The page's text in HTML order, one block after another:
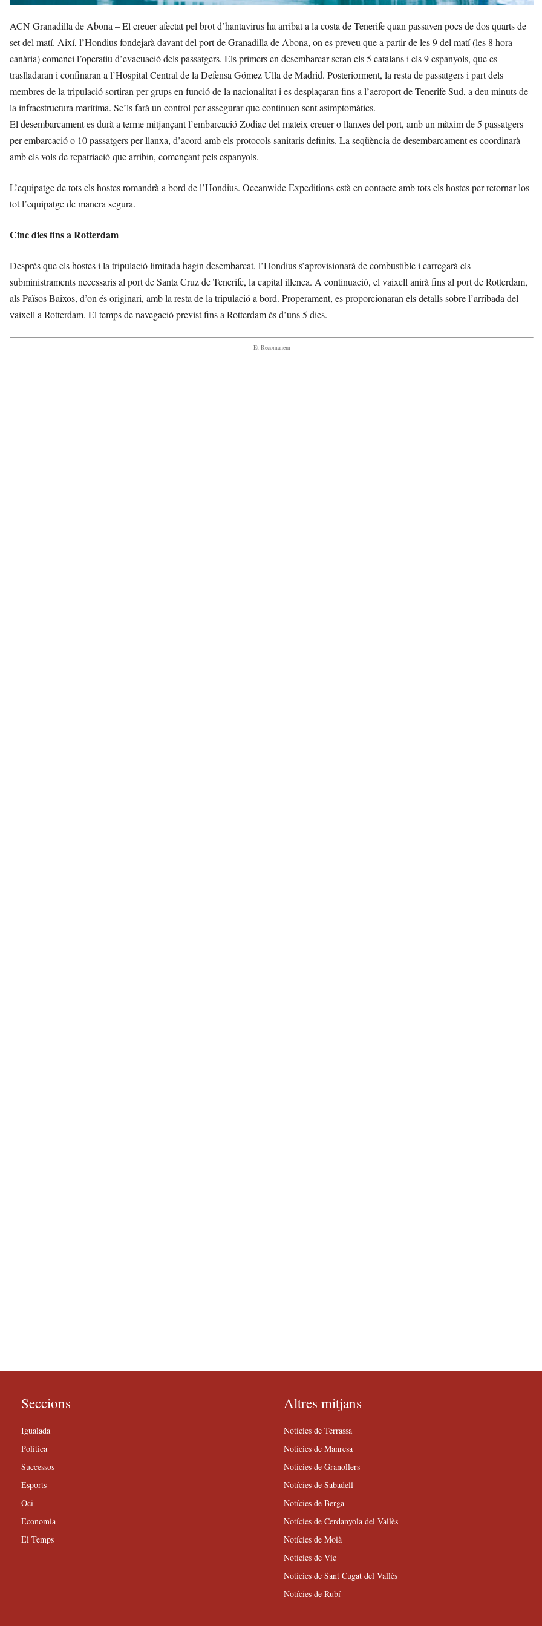
ACN Granadilla de Abona – El creuer afectat pel brot d’hantavirus ha arribat a la costa de Tenerife quan passaven pocs de dos quarts de
set del matí. Així, l’Hondius fondejarà davant del port de Granadilla de Abona, on es preveu que a partir de les 9 del matí (les 8 hora
canària) comenci l’operatiu d’evacuació dels passatgers. Els primers en desembarcar seran els 5 catalans i els 9 espanyols, que es
traslladaran i confinaran a l’Hospital Central de la Defensa Gómez Ulla de Madrid. Posteriorment, la resta de passatgers i part dels
membres de la tripulació sortiran per grups en funció de la nacionalitat i es desplaçaran fins a l’aeroport de Tenerife Sud, a deu minuts de
la infraestructura marítima. Se’ls farà un control per assegurar que continuen sent asimptomàtics.
El desembarcament es durà a terme mitjançant l’embarcació Zodiac del mateix creuer o llanxes del port, amb un màxim de 5 passatgers
per embarcació o 10 passatgers per llanxa, d’acord amb els protocols sanitaris definits. La seqüència de desembarcament es coordinarà
amb els vols de repatriació que arribin, començant pels espanyols.
L’equipatge de tots els hostes romandrà a bord de l’Hondius. Oceanwide Expeditions està en contacte amb tots els hostes per retornar-los
tot l’equipatge de manera segura.
Cinc dies fins a Rotterdam
Després que els hostes i la tripulació limitada hagin desembarcat, l’Hondius s’aprovisionarà de combustible i carregarà els
subministraments necessaris al port de Santa Cruz de Tenerife, la capital illenca. A continuació, el vaixell anirà fins al port de Rotterdam,
als Països Baixos, d’on és originari, amb la resta de la tripulació a bord. Properament, es proporcionaran els detalls sobre l’arribada del
vaixell a Rotterdam. El temps de navegació previst fins a Rotterdam és d’uns 5 dies.
- Et Recomanem -
Seccions
Igualada
Política
Successos
Esports
Oci
Economia
El Temps
Altres mitjans
Notícies de Terrassa
Notícies de Manresa
Notícies de Granollers
Notícies de Sabadell
Notícies de Berga
Notícies de Cerdanyola del Vallès
Notícies de Moià
Notícies de Vic
Notícies de Sant Cugat del Vallès
Notícies de Rubí